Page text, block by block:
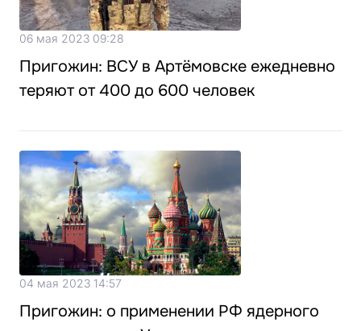
06 мая 2023 09:28
Пригожин: ВСУ в Артёмовске ежедневно
теряют от 400 до 600 человек
04 мая 2023 14:57
Пригожин: о применении РФ ядерного